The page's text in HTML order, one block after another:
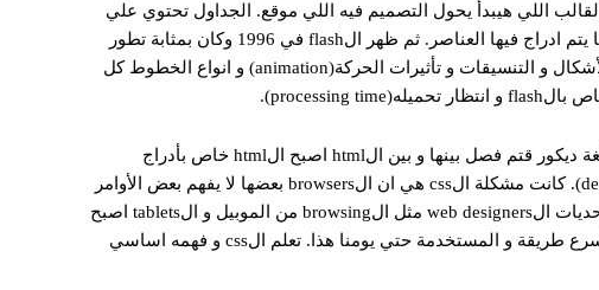
اللي هيبدأ يحول التصميم فيه اللي موقع. الجداول تحتوي علي
صفوف و اعمدة تشكل خلايا يتم تحديد خلية او مجموعة من الخلايا يتم ادراج فيها العناصر. ثم ظهر الflash في 1996 وكان بمثابة تطور
كبير في graphics الweb و اصبح بأمكانك ادراج العناصر بجميع الأشكال و التنسيقات و تأثيرات الحركة(animation) و انواع الخطوط كل
ظهر الmagic tool الcss اختصار Cascading Style Sheets و هي لغة ديكور قتم فصل بينها و بين الhtml اصبح الhtml خاص بأدراج
المحتوي و الcss لتنسيقه ليظهر بنفس الشكل في التصميم(design). كانت مشكلة الcss هي ان الbrowsers بعضها لا يفهم بعض الأوامر
و بعضها up-to-date مع اوامر اللغة و بعضها لأ. مع مرور الوقت و تحديات الweb designers مثل الbrowsing من الموبيل و الtablets اصبح
استخدام الcss و الgrid systems اللي تنقذ بالcss هي انسب و اسرع طريقة و المستخدمة حتي يومنا هذا. تعلم الcss و فهمه اساسي